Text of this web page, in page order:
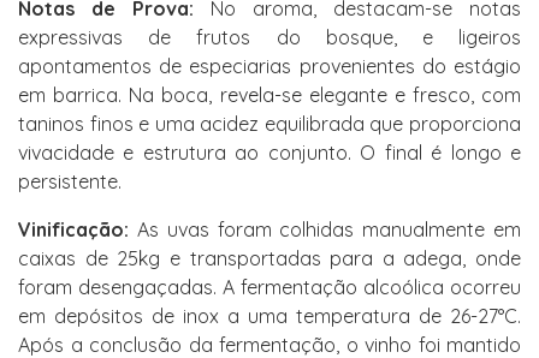
Notas de Prova: No aroma, destacam-se notas
expressivas de frutos do bosque, e ligeiros
apontamentos de especiarias provenientes do estágio
em barrica. Na boca, revela-se elegante e fresco, com
taninos finos e uma acidez equilibrada que proporciona
vivacidade e estrutura ao conjunto. O final é longo e
persistente.
Vinificação: As uvas foram colhidas manualmente em
caixas de 25kg e transportadas para a adega, onde
foram desengaçadas. A fermentação alcoólica ocorreu
em depósitos de inox a uma temperatura de 26-27°C.
Após a conclusão da fermentação, o vinho foi mantido